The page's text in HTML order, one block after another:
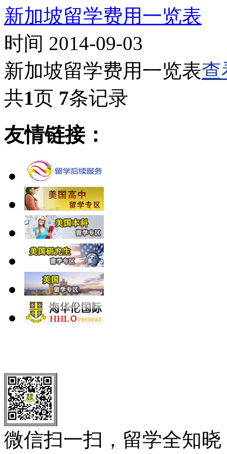
新加坡留学费用一览表
时间 2014-09-03
新加坡留学费用一览表查
共1页 7条记录
友情链接：
微信扫一扫，留学全知晓